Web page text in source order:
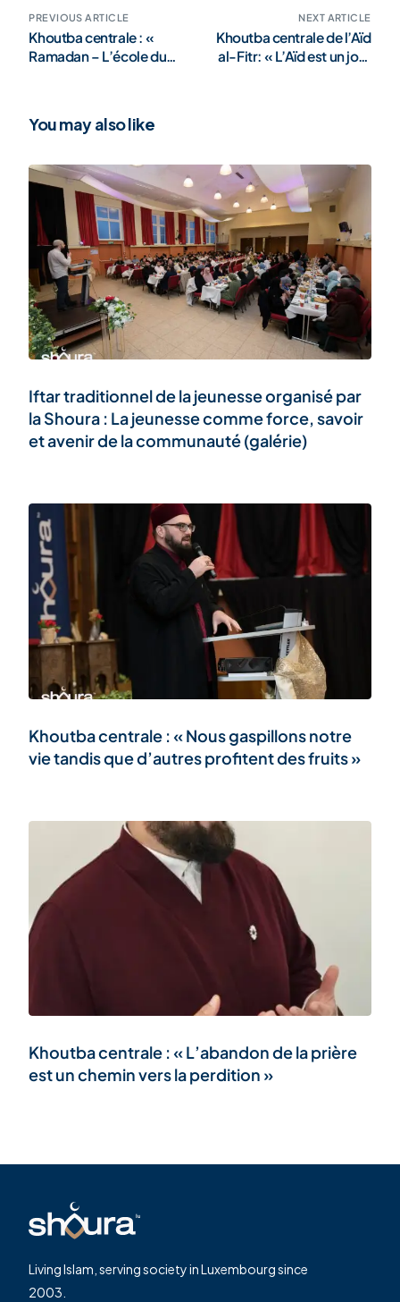
PREVIOUS ARTICLE
Khoutba centrale : «
Ramadan – L’école du
NEXT ARTICLE
Khoutba centrale de l’Aïd
al-Fitr: « L’Aïd est un jour
You may also like
Iftar traditionnel de la jeunesse organisé par
la Shoura : La jeunesse comme force, savoir
et avenir de la communauté (galérie)
Khoutba centrale : « Nous gaspillons notre
vie tandis que d’autres profitent des fruits »
Khoutba centrale : « L’abandon de la prière
est un chemin vers la perdition »
Living Islam, serving society in Luxembourg since
2003.